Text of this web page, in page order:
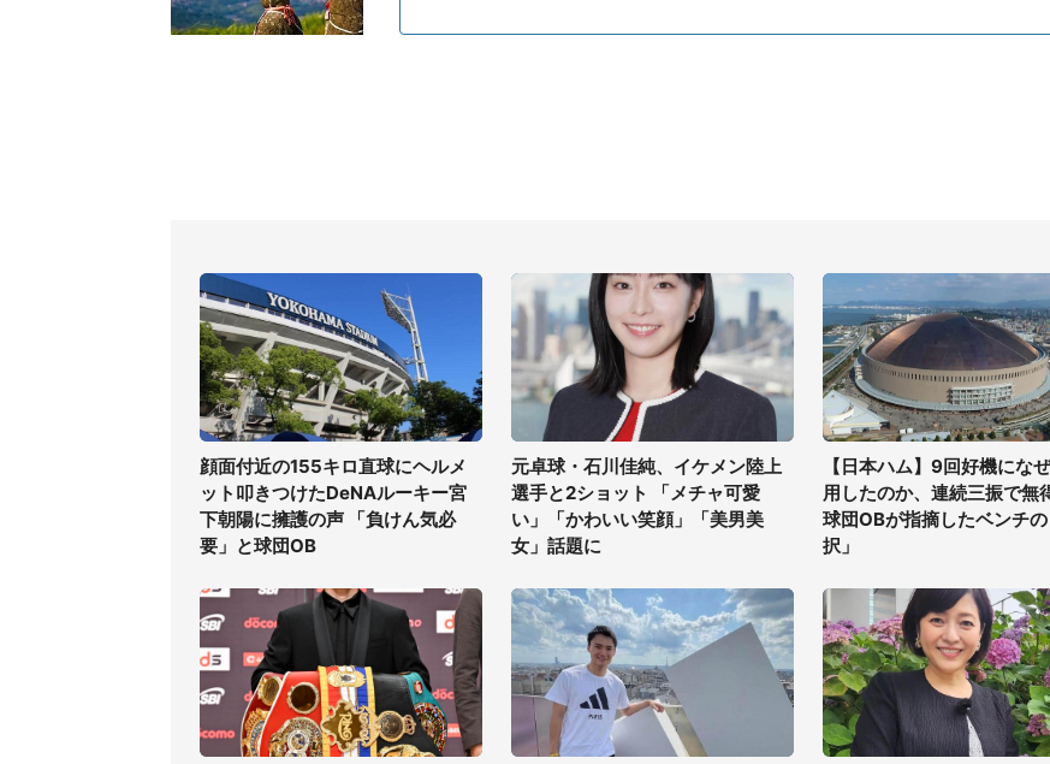
顔面付近の155キロ直球にヘルメ
ット叩きつけたDeNAルーキー宮
下朝陽に擁護の声 「負けん気必
要」と球団OB
元卓球・石川佳純、イケメン陸上
選手と2ショット 「メチャ可愛
い」「かわいい笑顔」「美男美
女」話題に
【日本ハム】9回好機にな
用したのか、連続三振で無
球団OBが指摘したベンチ
択」